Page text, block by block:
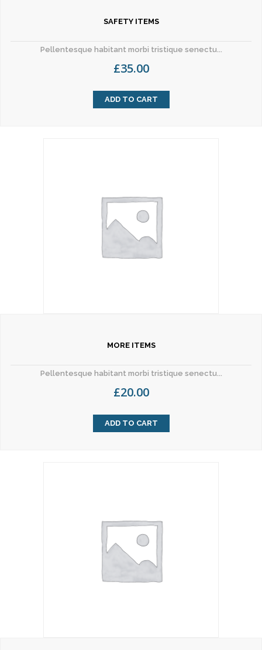
SAFETY ITEMS
Pellentesque habitant morbi tristique senectu...
£35.00
ADD TO CART
MORE ITEMS
Pellentesque habitant morbi tristique senectu...
£20.00
ADD TO CART